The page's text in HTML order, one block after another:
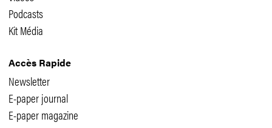
Podcasts
Kit Média
Accès Rapide
Newsletter
E-paper journal
E-paper magazine